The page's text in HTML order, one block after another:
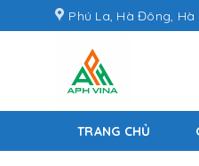
to
Phú La, Hà Đông, Hà
TRANG CHỦ